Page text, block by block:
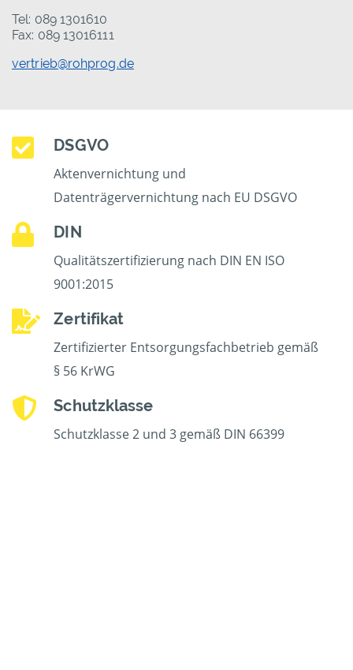
Tel: 089 1301610
Fax: 089 13016111
vertrieb@rohprog.de
DSGVO
Aktenvernichtung und
Datenträgervernichtung nach EU DSGVO
DIN
Qualitätszertifizierung nach DIN EN ISO
9001:2015
Zertifikat
Zertifizierter Entsorgungsfachbetrieb gemäß
§ 56 KrWG
Schutzklasse
Schutzklasse 2 und 3 gemäß DIN 66399